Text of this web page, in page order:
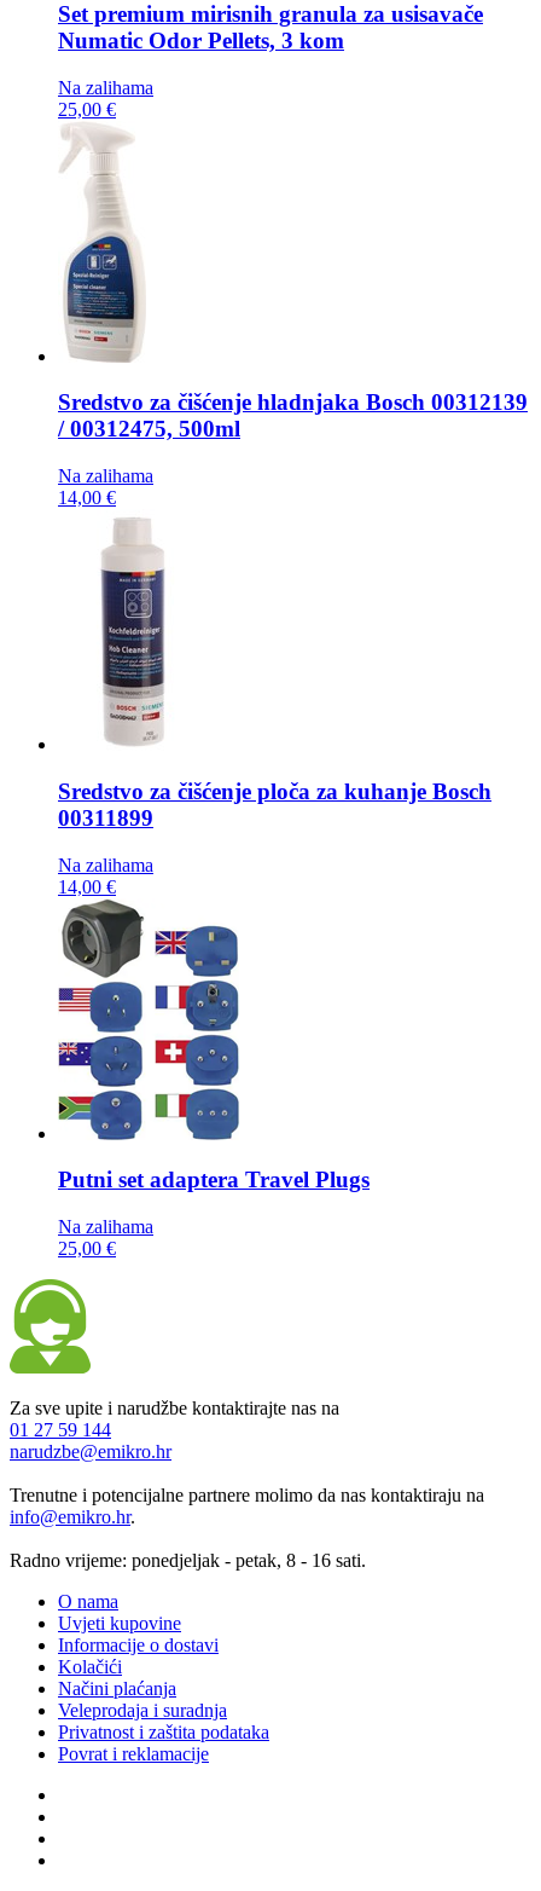
Set premium mirisnih granula za usisavače
Numatic Odor Pellets, 3 kom
Na zalihama
25,00 €
Sredstvo za čišćenje hladnjaka Bosch 00312139
/ 00312475, 500ml
Na zalihama
14,00 €
Sredstvo za čišćenje ploča za kuhanje Bosch
00311899
Na zalihama
14,00 €
Putni set adaptera Travel Plugs
Na zalihama
25,00 €
Za sve upite i narudžbe kontaktirajte nas na
01 27 59 144
narudzbe@emikro.hr
Trenutne i potencijalne partnere molimo da nas kontaktiraju na
info@emikro.hr.
Radno vrijeme: ponedjeljak - petak, 8 - 16 sati.
O nama
Uvjeti kupovine
Informacije o dostavi
Kolačići
Načini plaćanja
Veleprodaja i suradnja
Privatnost i zaštita podataka
Povrat i reklamacije